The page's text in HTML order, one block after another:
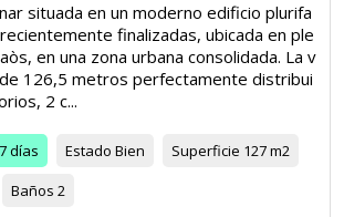
situada en un moderno edificio plurifa
finalizadas, ubicada en ple
en una zona urbana consolidada. La v
126,5 metros perfectamente distribui
2 c...
días Estado Bien Superficie 127 m2
Baños 2